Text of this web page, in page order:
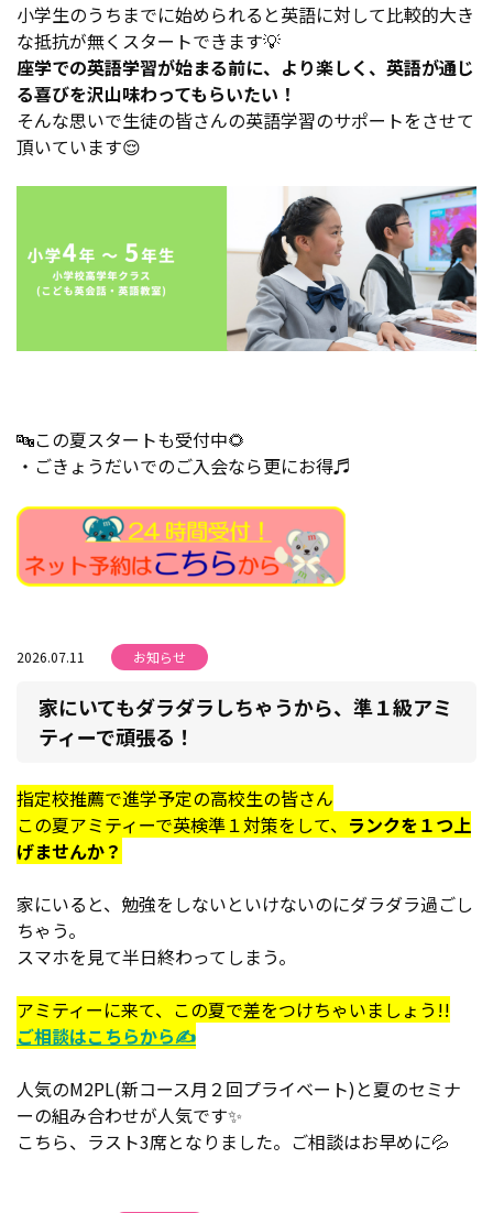
小学生のうちまでに始められると英語に対して比較的大き
な抵抗が無くスタートできます💡
座学での英語学習が始まる前に、より楽しく、英語が通じ
る喜びを沢山味わってもらいたい！
そんな思いで生徒の皆さんの英語学習のサポートをさせて
頂いています😌
🔤この夏スタートも受付中🌻
・ごきょうだいでのご入会なら更にお得♬
2026.07.11 お知らせ
家にいてもダラダラしちゃうから、準１級アミ
ティーで頑張る！
指定校推薦で進学予定の高校生の皆さん
この夏アミティーで英検準１対策をして、 ランクを１つ上
げませんか？
家にいると、勉強をしないといけないのにダラダラ過ごし
ちゃう。
スマホを見て半日終わってしまう。
アミティーに来て、この夏で差をつけちゃいましょう!!
ご相談はこちらから✍
人気のM2PL(新コース月２回プライベート)と夏のセミナ
ーの組み合わせが人気です✨
こちら、ラスト3席となりました。ご相談はお早めに💦